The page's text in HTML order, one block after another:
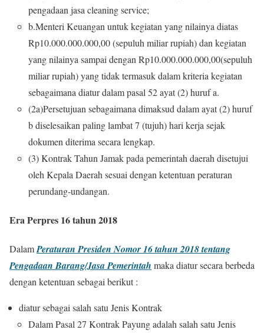
pengadaan jasa cleaning service;
b.Menteri Keuangan untuk kegiatan yang nilainya diatas
Rp10.000.000.000,00 (sepuluh miliar rupiah) dan kegiatan
yang nilainya sampai dengan Rp10.000.000.000,00(sepuluh
miliar rupiah) yang tidak termasuk dalam kriteria kegiatan
sebagaimana diatur dalam pasal 52 ayat (2) huruf a.
(2a)Persetujuan sebagaimana dimaksud dalam ayat (2) huruf
b diselesaikan paling lambat 7 (tujuh) hari kerja sejak
dokumen diterima secara lengkap.
(3) KontrakTahun Jamakpada pemerintah daerah disetujui
oleh Kepala Daerah sesuai dengan ketentuan peraturan
perundang-undangan.
Era Perpres 16 tahun 2018
DalamPeraturan Presiden Nomor 16 tahun 2018 tentang
Pengadaan Barang/Jasa Pemerintah maka diatur secara berbeda
dengan ketentuan sebagai berikut :
diatur sebagai salah satu Jenis Kontrak
Dalam Pasal 27 Kontrak Payung adalah salah satu Jenis